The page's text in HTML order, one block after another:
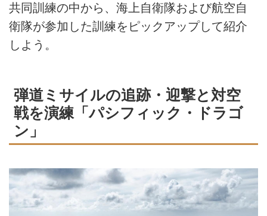
共同訓練の中から、海上自衛隊および航空自
衛隊が参加した訓練をピックアップして紹介
しよう。
弾道ミサイルの追跡・迎撃と対空
戦を演練「パシフィック・ドラゴ
ン」